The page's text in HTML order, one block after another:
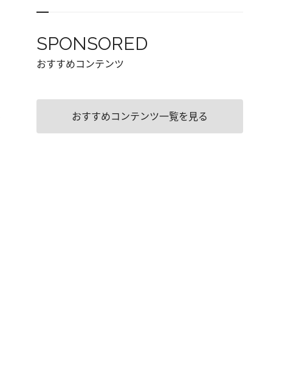
SPONSORED
おすすめコンテンツ
おすすめコンテンツ一覧を見る